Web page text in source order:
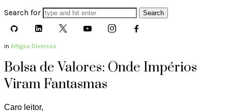
Search for
in Artigos Diversos
Bolsa de Valores: Onde Impérios
Viram Fantasmas
Caro leitor,